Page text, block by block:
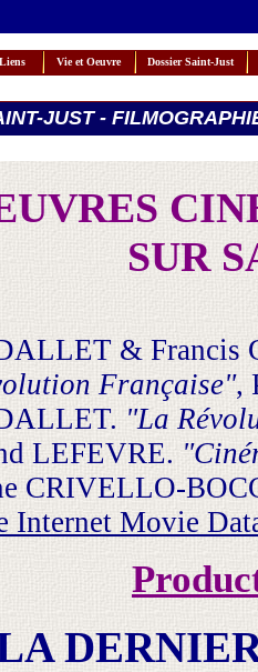
Liens Vie et Oeuvre Dossier Saint-Just
JUST -
SUR
& Francis
Française",
"La
LEFEVRE.
CRIVELLO-
Internet Movie